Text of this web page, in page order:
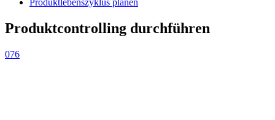
Produktlebenszyklus planen
Produktcontrolling durchführen
076